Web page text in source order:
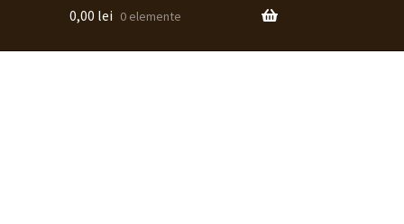
0,00 lei 0 elemente